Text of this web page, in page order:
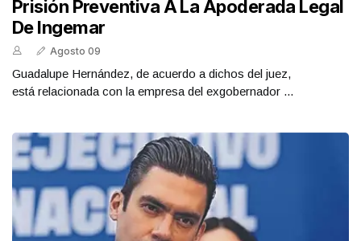
Prisión Preventiva A La Apoderada Legal
De Ingemar
Agosto 09
Guadalupe Hernández, de acuerdo a dichos del juez,
está relacionada con la empresa del exgobernador ...